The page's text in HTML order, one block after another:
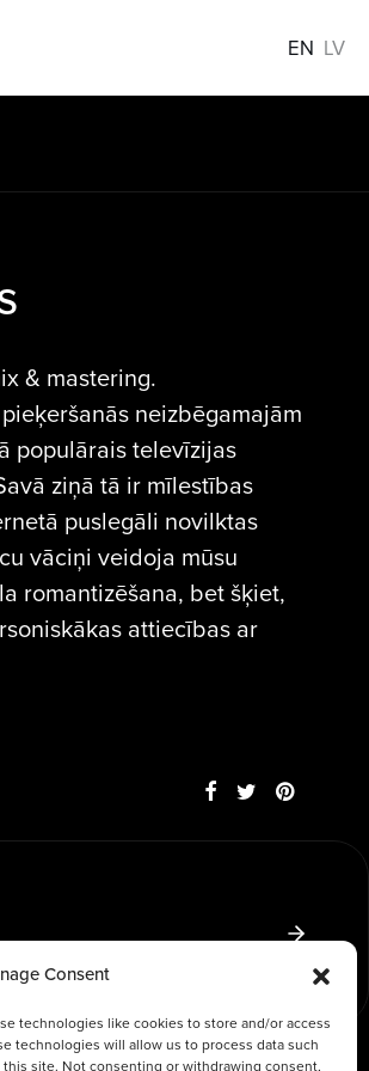
Consent
technologies like cookies to store and/or access
technologies will allow us to process data such
site. Not consenting or withdrawing consent,
EN LV
& mastering.
neizbēgamajām
populārais televīzijas
ziņā tā ir mīlestības
puslegāli novilktas
vāciņi veidoja mūsu
romantizēšana, bet šķiet,
attiecības ar